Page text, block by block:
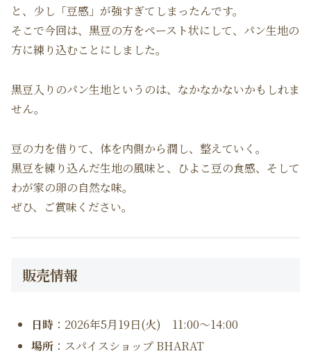
と、少し「豆感」が強すぎてしまったんです。
そこで今回は、黒豆の方をペースト状にして、パン生地の
方に練り込むことにしました。
黒豆入りのパン生地というのは、なかなかないかもしれま
せん。
豆の力を借りて、体を内側から潤し、整えていく。
黒豆を練り込んだ生地の風味と、ひよこ豆の食感、そして
わが家の卵の自然な味。
ぜひ、ご賞味ください。
販売情報
日時 ：2026年5月19日(火) 11:00〜14:00
場所 ：スパイスショップ BHARAT